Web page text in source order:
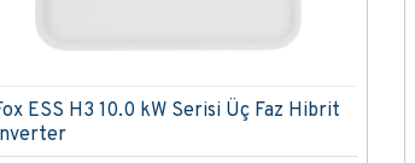
ESS H3 10.0 kW Serisi Üç Faz Hibrit